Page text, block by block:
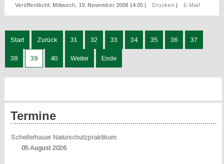
Veröffentlicht: Mittwoch, 19. November 2008 14:05 | Drucken | E-Mail
Start Zurück 31 32 33 34 35 36 37
38 39 40 Weiter Ende
Termine
Schellerhauer Naturschutzpraktikum
05 August 2026